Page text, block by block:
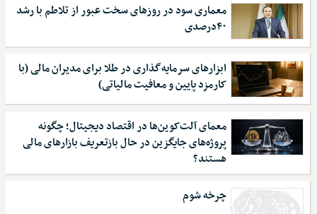
معماری سود در روزهای سخت عبور از تلاطم با رشد
۴۰درصدی
ابزارهای سرمایه‌گذاری در طلا برای مدیران مالی (با
کارمزد پایین و معافیت مالیاتی)
معمای آلت‌کوین‌ها در اقتصاد دیجیتال؛ چگونه
پروژه‌های جایگزین در حال بازتعریف بازارهای مالی
هستند؟
چرخه شوم